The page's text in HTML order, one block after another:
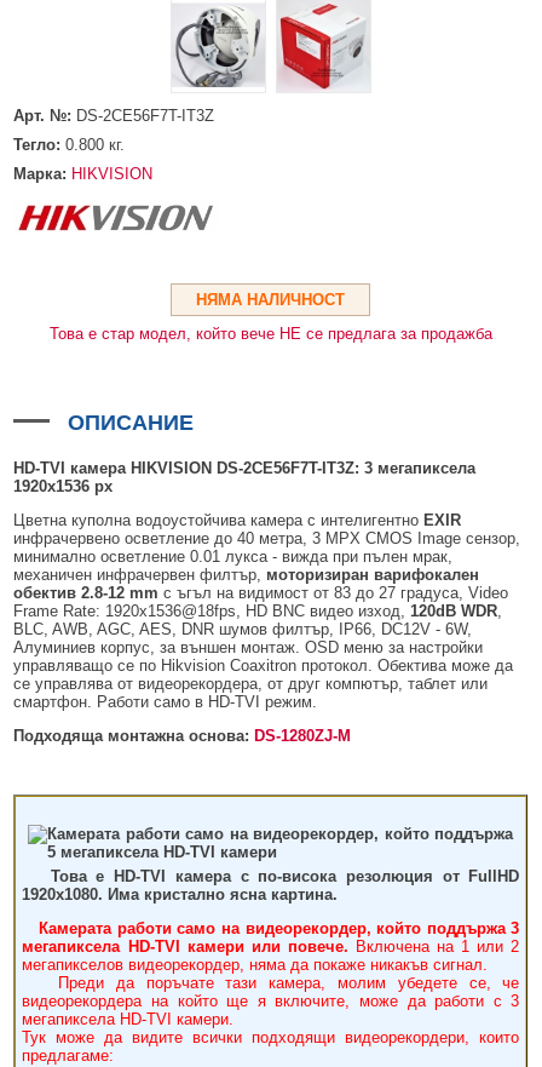
ГЪВКАВИ ГОФРИРАНИ ТРЪБИ
POE УДЪЛЖИТЕЛИ И POE СПЛИТЕРИ
МИКРОФОНИ И ГОВОРИТЕЛИ ЗА ВИДЕОНАБЛЮДЕНИЕ
УПРАВЛЕНИЯ ЗА ВЪРТЯЩИ КАМЕРИ
ГРЪМОЗАЩИТИ
ОБЕКТИВИ ЗА ОХРАНИТЕЛНИ КАМЕРИ
КОНЕКТОРИ
БЕЗЖИЧНИ МИШКИ И ЕЛЕКТРИЧЕСКИ РАЗКЛОНИТЕЛИ
БЕЗЖИЧНИ АЛАРМЕНИ СИСТЕМИ AJAX
БЕЗЖИЧНИ АЛАРМЕНИ ПАНЕЛИ (ХЪБ) AJAX
БЕЗЖИЧНИ РАЗШИРИТЕЛИ НА ОБХВАТ AJAX
БЕЗЖИЧНИ ДЕТЕКТОРИ AJAX
БЕЗЖИЧНИ ДЕТЕКТОРИ ЗА ПОЖАР, ДИМ, ТОПЛИНА И ВЪГЛЕРОДЕН
ОКСИД
БЕЗЖИЧНИ КЛАВИАТУРИ AJAX
БЕЗКОНТАКТНИ RFID КАРТИ И ЧИПОВЕ ЗА КЛАВИАТУРИ
БЕЗЖИЧНИ ДИСТАНЦИОННИ УПРАВЛЕНИЯ И БУТОНИ
МОДУЛИ ЗА СГРАДНА АВТОМАТИЗАЦИЯ AJAX
БЕЗЖИЧНИ АЛАРМЕНИ СИСТЕМИ HIKVISION AX PRO
БЕЗЖИЧНИ ПАНЕЛИ HIKVISION AX PRO
БЕЗЖИЧНИ ДЕТЕКТОРИ ЗА HIKVISION AX PRO
БЕЗЖИЧНИ МОДУЛИ И АКСЕСОАРИ ЗА HIKVISION AX PRO
КОМПЛЕКТИ БЕЗЖИЧНИ АЛАРМЕНИ СИСТЕМИ AX PRO
КОМУНИКАЦИОННИ ШКАФОВЕ
ALFALINE, СТЕННИ/СТОЯЩИ, С ОТВАРЯЕМИ И ЗАКЛЮЧВАЩИ СЕ
СТРАНИЦИ
INTERLINE, СТОЯЩИ - НЕОТВАРЯЕМИ СТРАНИЦИ
BETALINE, СТОЯЩИ С ОТВАРЯЕМИ И ЗАКЛЮЧВАЩИ СЕ СТРАНИЦИ
АКСЕСОАРИ ЗА КОМУНИКАЦИОННИ ШКАФОВЕ
УПОТРЕБЯВАНА ТЕХНИКА
Арт. №: DS-2CE56F7T-IT3Z
Тегло:0.800 кг.
Марка: HIKVISION
НЯМА НАЛИЧНОСТ
Това е стар модел, който вече НЕ се предлага за продажба
ОПИСАНИЕ
HD-TVI камера HIKVISION DS-2CE56F7T-IT3Z: 3 мегапиксела
1920x1536 px
Цветна куполна водоустойчива камера с интелигентно EXIR
инфрачервено осветление до 40 метра, 3 MPX CMOS Image сензор,
минимално осветление 0.01 лукса - вижда при пълен мрак,
механичен инфрачервен филтър, моторизиран варифокален
обектив 2.8-12 mm с ъгъл на видимост от 83 до 27 градуса, Video
Frame Rate: 1920x1536@18fps, HD BNC видео изход,120dB WDR,
BLC, AWB, AGC, AES, DNR шумов филтър, IP66, DC12V - 6W,
Алуминиев корпус, за външен монтаж. OSD меню за настройки
управляващо се по Hikvision Coaxitron протокол. Обектива може да
се управлява от видеорекордера, от друг компютър, таблет или
смартфон. Работи само в HD-TVI режим.
Подходяща монтажна основа: DS-1280ZJ-M
Това е HD-TVI камера с по-висока резолюция от FullHD
1920x1080. Има кристално ясна картина.
Камерата работи само на видеорекордер, който поддържа 3
мегапиксела HD-TVI камери или повече. Включена на 1 или 2
мегапикселов видеорекордер, няма да покаже никакъв сигнал.
Преди да поръчате тази камера, молим убедете се, че
видеорекордера на който ще я включите, може да работи с 3
мегапиксела HD-TVI камери.
Тук може да видите всички подходящи видеорекордери, които
предлагаме: